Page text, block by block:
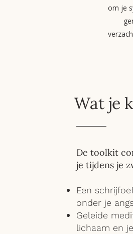
om je
Wat je
De toolkit
je tijdens je
Een
onder je
Geleide
lichaam en